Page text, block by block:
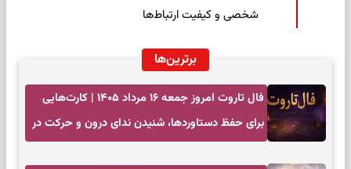
شخصی و کیفیت ارتباط‌ها
برترین‌ها
فال تاروت امروز جمعه ۱۶ مرداد ۱۴۰۵ | کارت‌هایی
برای حفظ دستاوردها، شنیدن ندای درون و حرکت در